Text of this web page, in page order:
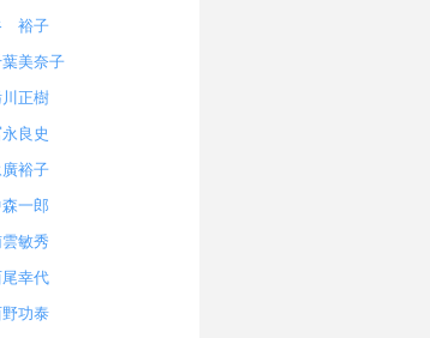
裕子
美奈子
正樹
良史
裕子
一郎
敏秀
幸代
功泰